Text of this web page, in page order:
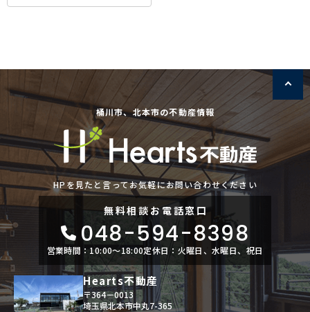
桶川市、北本市の不動産情報
HPを見たと言ってお気軽にお問い合わせください
無料相談お電話窓口
048-594-8398
営業時間：10:00〜18:00定休日：火曜日、水曜日、祝日
Hearts不動産
〒364－0013
埼玉県北本市中丸7-365